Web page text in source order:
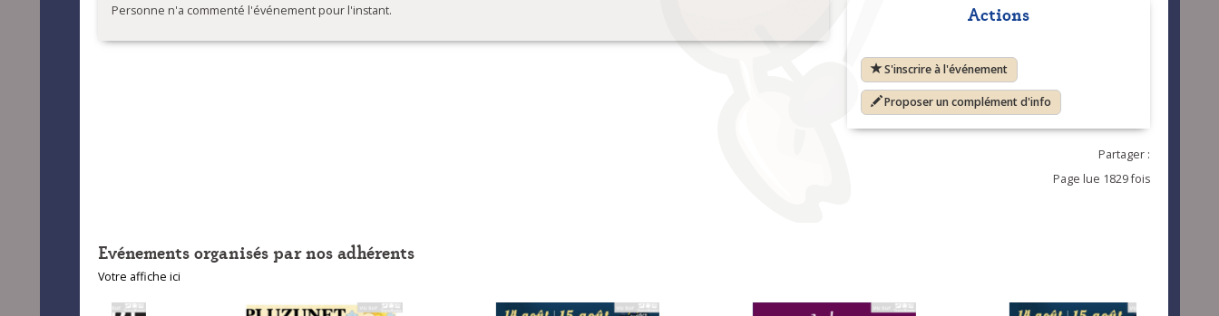
Personne n'a commenté l'événement pour l'instant. Actions
S'inscrire à l'événement
Proposer un complément d'info
Partager :
Page lue 1829 fois
Evénements organisés par nos adhérents
Votre affiche ici